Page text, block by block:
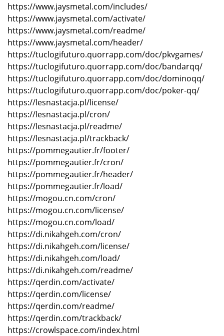
https://www.jaysmetal.com/includes/
https://www.jaysmetal.com/activate/
https://www.jaysmetal.com/readme/
https://www.jaysmetal.com/header/
https://tuclogifuturo.quorrapp.com/doc/pkvgames/
https://tuclogifuturo.quorrapp.com/doc/bandarqq/
https://tuclogifuturo.quorrapp.com/doc/dominoqq/
https://tuclogifuturo.quorrapp.com/doc/poker-qq/
https://lesnastacja.pl/license/
https://lesnastacja.pl/cron/
https://lesnastacja.pl/readme/
https://lesnastacja.pl/trackback/
https://pommegautier.fr/footer/
https://pommegautier.fr/cron/
https://pommegautier.fr/header/
https://pommegautier.fr/load/
https://mogou.cn.com/cron/
https://mogou.cn.com/license/
https://mogou.cn.com/load/
https://di.nikahgeh.com/cron/
https://di.nikahgeh.com/license/
https://di.nikahgeh.com/load/
https://di.nikahgeh.com/readme/
https://qerdin.com/activate/
https://qerdin.com/license/
https://qerdin.com/readme/
https://qerdin.com/trackback/
https://crowlspace.com/index.html